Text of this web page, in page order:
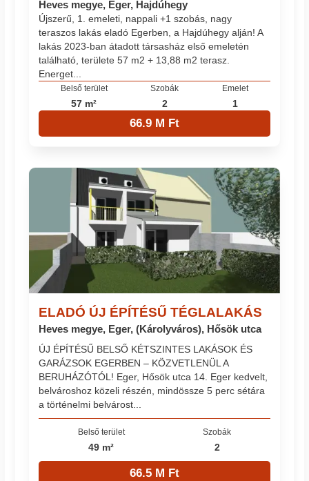
Heves megye, Eger, Hajdúhegy
Újszerű, 1. emeleti, nappali +1 szobás, nagy
teraszos lakás eladó Egerben, a Hajdúhegy alján! A
lakás 2023-ban átadott társasház első emeletén
található, területe 57 m2 + 13,88 m2 terasz.
Energet...
Belső terület
57 m²
Szobák
2
Emelet
1
66.9 M Ft
ELADÓ ÚJ ÉPÍTÉSŰ TÉGLALAKÁS
Heves megye, Eger, (Károlyváros), Hősök utca
ÚJ ÉPÍTÉSŰ BELSŐ KÉTSZINTES LAKÁSOK ÉS
GARÁZSOK EGERBEN – KÖZVETLENÜL A
BERUHÁZÓTÓL! Eger, Hősök utca 14. Eger kedvelt,
belvároshoz közeli részén, mindössze 5 perc sétára
a történelmi belvárost...
Belső terület
49 m²
Szobák
2
66.5 M Ft